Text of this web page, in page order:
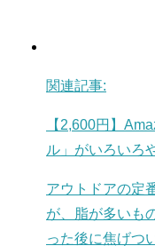
関連記事:
【2,600円】
ル」がいろいろ
アウトドアの定
が、脂が多いも
った後に焦げつ